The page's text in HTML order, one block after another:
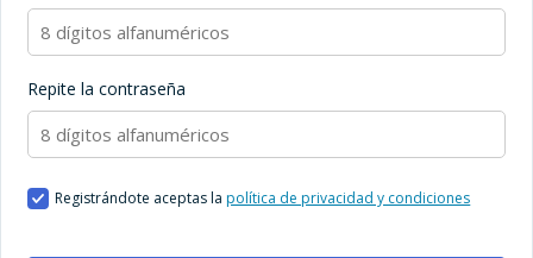
Repite la contraseña
Registrándote aceptas lapolítica de privacidad y condiciones